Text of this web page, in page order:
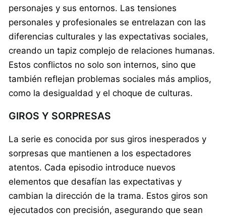
personajes y sus entornos. Las tensiones
personales y profesionales se entrelazan con las
diferencias culturales y las expectativas sociales,
creando un tapiz complejo de relaciones humanas.
Estos conflictos no solo son internos, sino que
también reflejan problemas sociales más amplios,
como la desigualdad y el choque de culturas.
GIROS Y SORPRESAS
La serie es conocida por sus giros inesperados y
sorpresas que mantienen a los espectadores
atentos. Cada episodio introduce nuevos
elementos que desafían las expectativas y
cambian la dirección de la trama. Estos giros son
ejecutados con precisión, asegurando que sean